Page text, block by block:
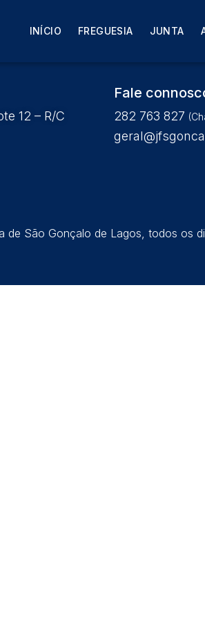
INÍCIO FREGUESIA JUNTA
12 – R/C
Fale
282 763 827
de São Gonçalo de Lagos, todos os